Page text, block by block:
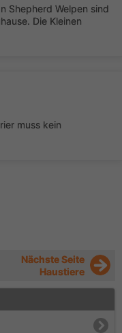
Shepherd Welpen sind
Die Kleinen
muss kein
Nächste Seite
Haustiere